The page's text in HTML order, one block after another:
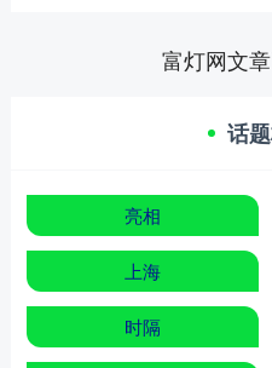
富灯网文
话
亮相
上海
时隔